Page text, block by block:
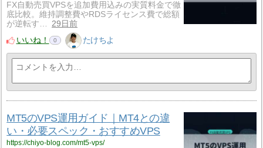
FX自動売買VPSを追加費用込みの実質料金で徹
底比較。維持調整費やRDSライセンス費で総額
が逆転す…
29日前
いいね！
0 たけちよ
MT5のVPS運用ガイド｜MT4との違
い・必要スペック・おすすめVPS
https://chiyo-blog.com/mt5-vps/